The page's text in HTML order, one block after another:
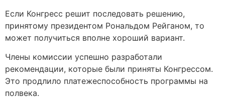
Если Конгресс решит последовать решению,
принятому президентом Рональдом Рейганом, то
может получиться вполне хороший вариант.
Члены комиссии успешно разработали
рекомендации, которые были приняты Конгрессом.
Это продлило платежеспособность программы на
полвека.